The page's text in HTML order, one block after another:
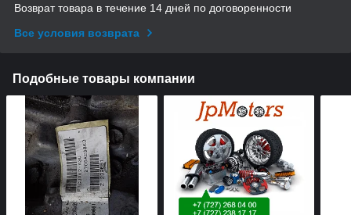
Возврат товара в течение 14 дней по договоренности
Все условия возврата
Подобные товары компании